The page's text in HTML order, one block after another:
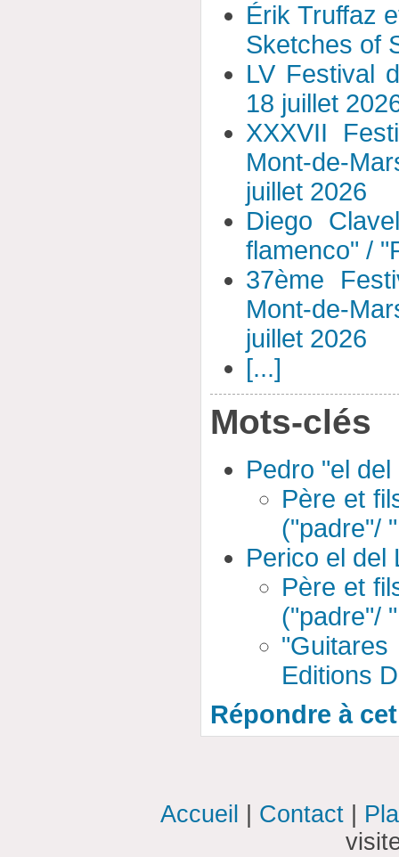
Érik Truffaz
Sketches of
LV Festival
18 juillet
XXXVII
Mont-de-
juillet 2026
Diego
flamenco" /
37ème
Mont-de-
juillet 2026
[...]
Mots-clés
Pedro "el
Père et
("padre"/
Perico el del
Père et
("padre"/
Editions
Répondre à
Accueil Contact